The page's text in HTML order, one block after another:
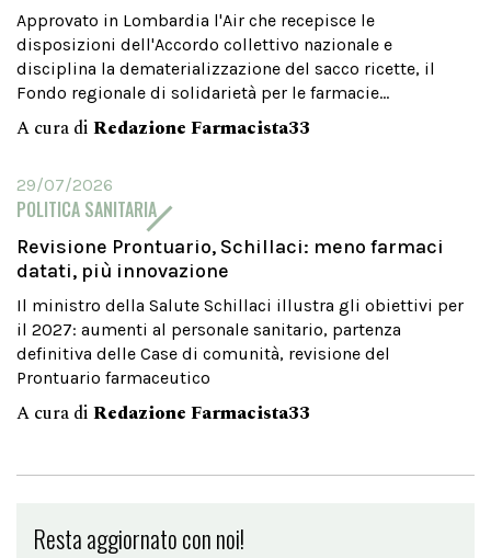
Approvato in Lombardia l'Air che recepisce le
disposizioni dell'Accordo collettivo nazionale e
disciplina la dematerializzazione del sacco ricette, il
Fondo regionale di solidarietà per le farmacie...
A cura di Redazione Farmacista33
29/07/2026
POLITICA SANITARIA
Revisione Prontuario, Schillaci: meno farmaci
datati, più innovazione
Il ministro della Salute Schillaci illustra gli obiettivi per
il 2027: aumenti al personale sanitario, partenza
definitiva delle Case di comunità, revisione del
Prontuario farmaceutico
A cura di Redazione Farmacista33
Resta aggiornato con noi!